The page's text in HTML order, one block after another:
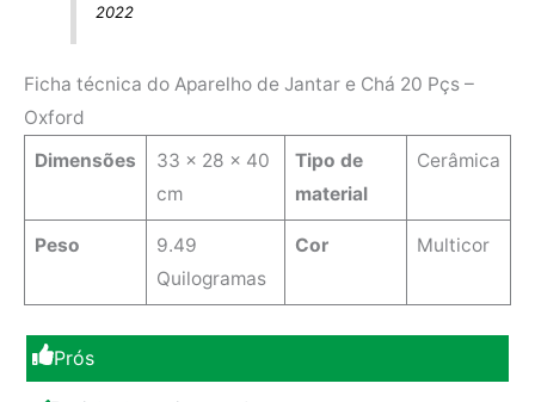
2022
Ficha técnica do Aparelho de Jantar e Chá 20 Pçs –
Oxford
Dimensões
‎33 x 28 x 40
cm
Tipo de
material
‎Cerâmica
Peso
9.49
Quilogramas
Cor ‎Multicor
Prós